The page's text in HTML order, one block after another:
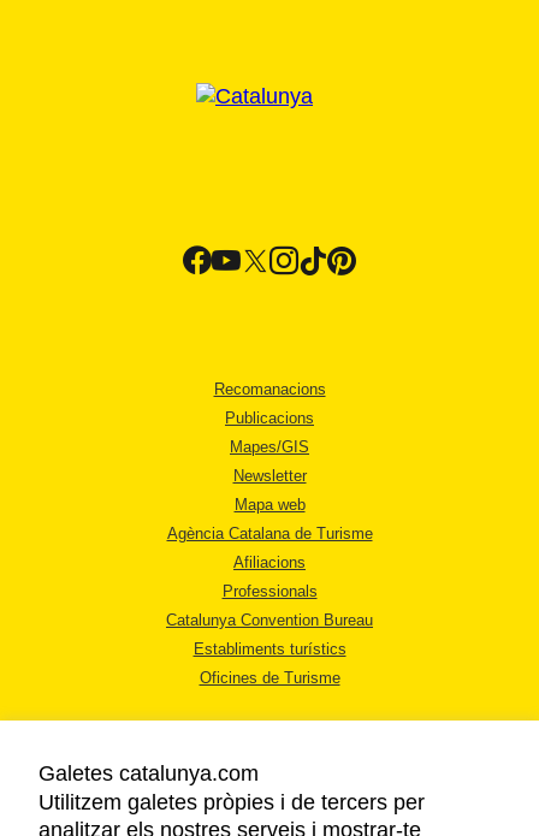
Recomanacions
Publicacions
Mapes/GIS
Newsletter
Mapa web
Agència Catalana de Turisme
Afiliacions
Professionals
Catalunya Convention Bureau
Establiments turístics
Oficines de Turisme
Galetes catalunya.com
Utilitzem galetes pròpies i de tercers per
analitzar els nostres serveis i mostrar-te